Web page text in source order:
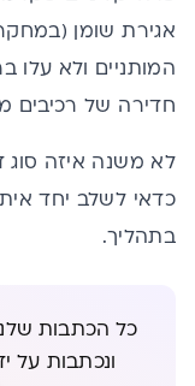
אגירת שומן
המותניים ולא
חדירה של רכיבים
לא משנה איזה
כדאי לשלב יחד
בתהליך.
כל הכתבות
ונכתבות על